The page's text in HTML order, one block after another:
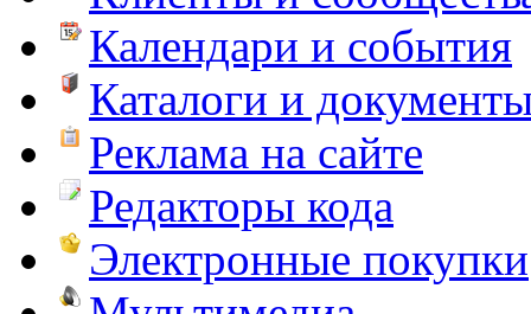
Календари и события
Каталоги и
Реклама на сайте
Редакторы кода
Электронные покупки